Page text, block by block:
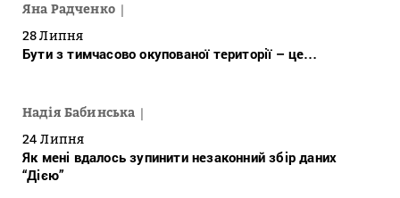
Яна Радченко
28 Липня
Бути з тимчасово окупованої території – це…
Надія Бабинська
24 Липня
Як мені вдалось зупинити незаконний збір даних
“Дією”